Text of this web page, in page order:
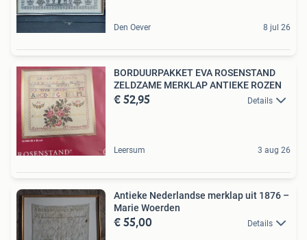
Den Oever 8 jul 26
BORDUURPAKKET EVA ROSENSTAND
ZELDZAME MERKLAP ANTIEKE ROZEN
€ 52,95 Details
Leersum 3 aug 26
Antieke Nederlandse merklap uit 1876 –
Marie Woerden
€ 55,00 Details